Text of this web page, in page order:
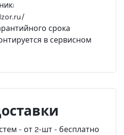
срока
в сервисном
- от 2-шт - бесплатно